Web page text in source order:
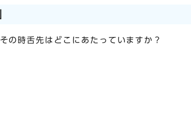
の時舌先はどこにあたっていますか？